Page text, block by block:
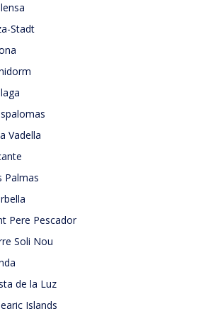
Stadt
Vadella
Palmas
Pere Pescador
Soli Nou
de la Luz
Islands